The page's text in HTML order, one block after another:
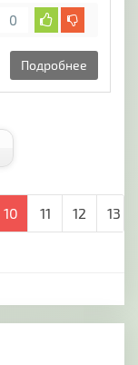
0
Подробнее
10 11 12 13